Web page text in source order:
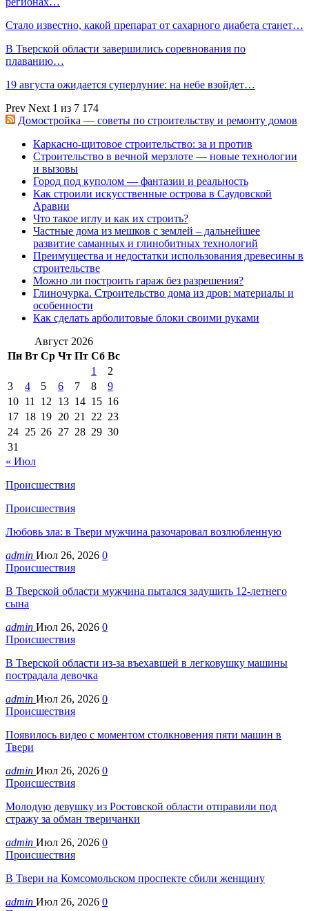
Стало известно, какой препарат от сахарного диабета станет…
В Тверской области завершились соревнования по
плаванию…
19 августа ожидается суперлуние: на небе взойдет…
Prev Next 1 из 7 174
Домостройка — советы по строительству и ремонту домов
Каркасно-щитовое строительство: за и против
Строительство в вечной мерзлоте — новые технологии
и вызовы
Город под куполом — фантазии и реальность
Как строили искусственные острова в Саудовской
Аравии
Что такое иглу и как их строить?
Частные дома из мешков с землей – дальнейшее
развитие саманных и глинобитных технологий
Преимущества и недостатки использования древесины в
строительстве
Можно ли построить гараж без разрешения?
Глиночурка. Строительство дома из дров: материалы и
особенности
Как сделать арболитовые блоки своими руками
Август 2026
Пн Вт Ср Чт Пт Сб Вс
1
2
3
4 5 6 7 8
9
10 11 12 13 14 15 16
17 18 19 20 21 22 23
24 25 26 27 28 29 30
31
« Июл
Происшествия
Происшествия
Любовь зла: в Твери мужчина разочаровал возлюбленную
admin Июл 26, 2026 0
Происшествия
В Тверской области мужчина пытался задушить 12-летнего
сына
admin Июл 26, 2026 0
Происшествия
В Тверской области из-за въехавшей в легковушку машины
пострадала девочка
admin Июл 26, 2026 0
Происшествия
Появилось видео с моментом столкновения пяти машин в
Твери
admin Июл 26, 2026 0
Происшествия
Молодую девушку из Ростовской области отправили под
стражу за обман тверичанки
admin Июл 26, 2026 0
Происшествия
В Твери на Комсомольском проспекте сбили женщину
admin Июл 26, 2026 0